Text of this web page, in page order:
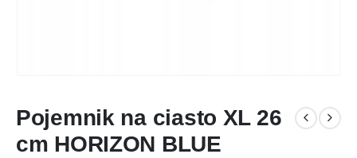
Pojemnik na ciasto XL 26
cm HORIZON BLUE